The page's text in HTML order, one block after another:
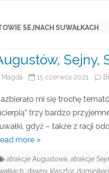
SEJNACH SUWAŁKACH
Sejny,
Magda 15 czerwca 2021
mi się trochę
trzy bardzo
gdyż – także z racji
more »
atrakcje Augustowa atrakcje
dawny klasztor